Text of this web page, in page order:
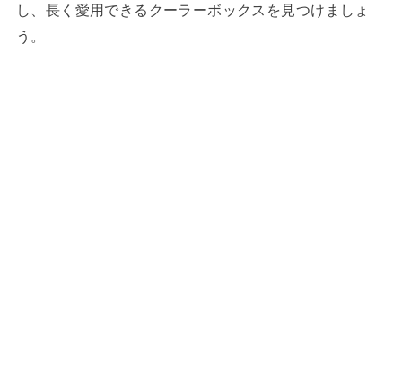
し、長く愛用できるクーラーボックスを見つけましょ
う。